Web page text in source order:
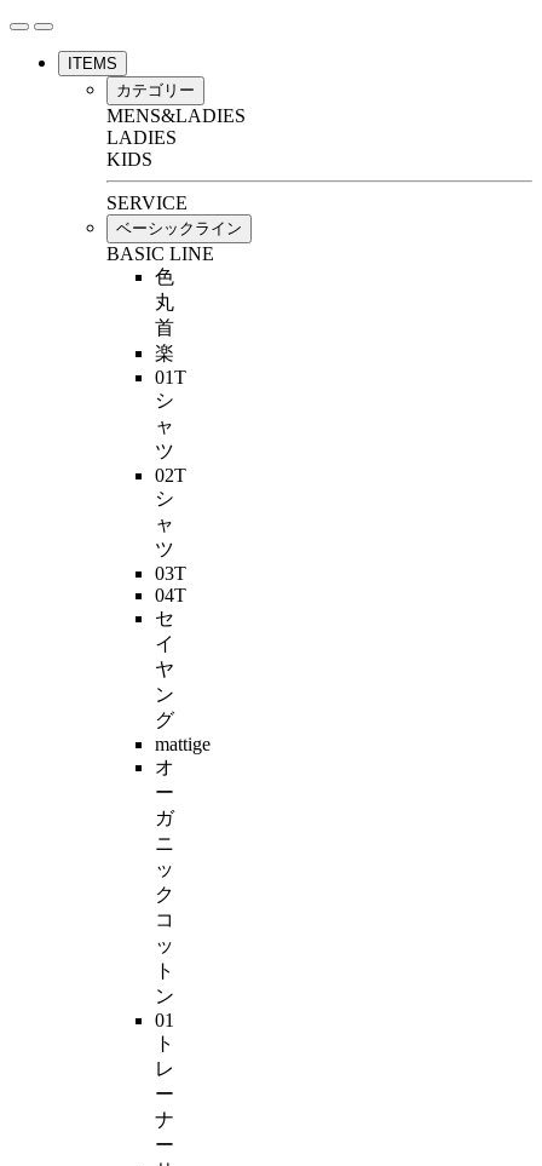
ITEMS
カテゴリー
MENS&LADIES
LADIES
KIDS
SERVICE
ベーシックライン
BASIC LINE
色
丸
首
楽
01T
シ
ャ
ツ
02T
シ
ャ
ツ
03T
04T
セ
イ
ヤ
ン
グ
mattige
オ
ー
ガ
ニ
ッ
ク
コ
ッ
ト
ン
01
ト
レ
ー
ナ
ー